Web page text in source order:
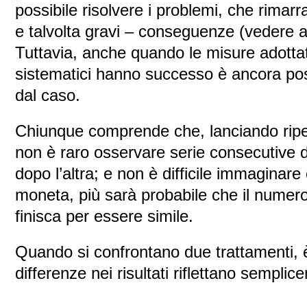
possibile risolvere i problemi, che
e talvolta gravi – conseguenze (vedere
Tuttavia, anche quando le misure
sistematici hanno successo è ancora
dal caso.
Chiunque comprende che, lanciando
non è raro osservare serie consecutive
dopo l’altra; e non è difficile
moneta, più sarà probabile che il
finisca per essere simile.
Quando si confrontano due trattamenti,
differenze nei risultati riflettano